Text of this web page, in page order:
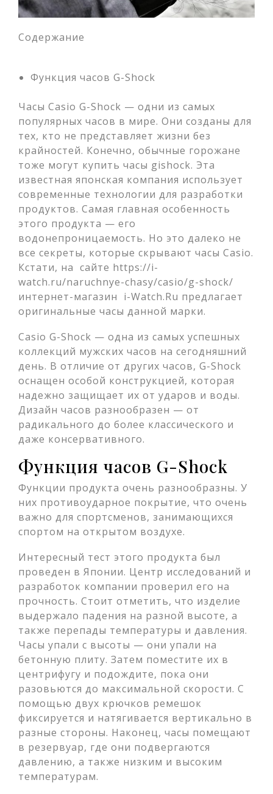
Содержание
Функция часов G-Shock
Часы Casio G-Shock — одни из самых
популярных часов в мире. Они созданы для
тех, кто не представляет жизни без
крайностей. Конечно, обычные горожане
тоже могут купить часы gishock. Эта
известная японская компания использует
современные технологии для разработки
продуктов. Самая главная особенность
этого продукта — его
водонепроницаемость. Но это далеко не
все секреты, которые скрывают часы Casio.
Кстати, на сайте https://i-
watch.ru/naruchnye-chasy/casio/g-shock/
интернет-магазин i-Watch.Ru предлагает
оригинальные часы данной марки.
Casio G-Shock — одна из самых успешных
коллекций мужских часов на сегодняшний
день. В отличие от других часов, G-Shock
оснащен особой конструкцией, которая
надежно защищает их от ударов и воды.
Дизайн часов разнообразен — от
радикального до более классического и
даже консервативного.
Функция часов G-Shock
Функции продукта очень разнообразны. У
них противоударное покрытие, что очень
важно для спортсменов, занимающихся
спортом на открытом воздухе.
Интересный тест этого продукта был
проведен в Японии. Центр исследований и
разработок компании проверил его на
прочность. Стоит отметить, что изделие
выдержало падения на разной высоте, а
также перепады температуры и давления.
Часы упали с высоты — они упали на
бетонную плиту. Затем поместите их в
центрифугу и подождите, пока они
разовьются до максимальной скорости. С
помощью двух крючков ремешок
фиксируется и натягивается вертикально в
разные стороны. Наконец, часы помещают
в резервуар, где они подвергаются
давлению, а также низким и высоким
температурам.